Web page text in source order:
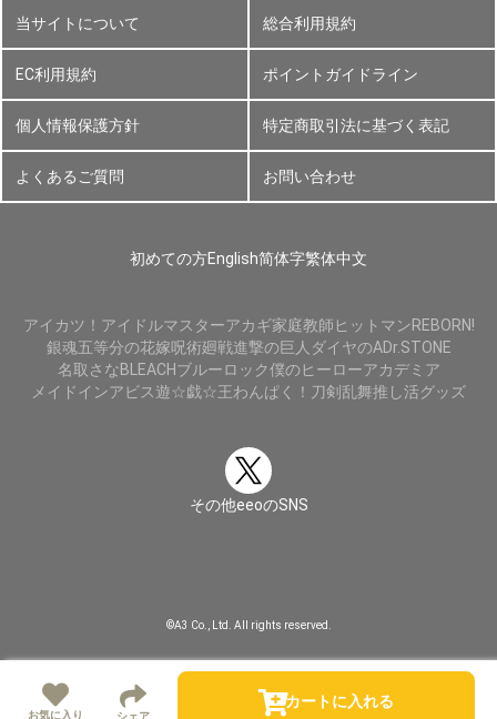
お気に入り シェア
カートに入れる
当サイトについて 総合利用規約
EC利用規約 ポイントガイドライン
個人情報保護方針 特定商取引法に基づく表記
よくあるご質問 お問い合わせ
初めての方English简体字繁体中文
アイカツ！ アイドルマスターアカギ家庭教師ヒットマンREBORN!
銀魂五等分の花嫁呪術廻戦進撃の巨人 ダイヤのADr.STONE
名取さなBLEACHブルーロック僕のヒーローアカデミア
メイドインアビス遊☆戯☆王わんぱく！刀剣乱舞推し活グッズ
その他eeoのSNS
©A3 Co., Ltd. All rights reserved.